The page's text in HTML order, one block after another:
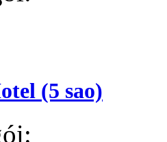
(5 sao)